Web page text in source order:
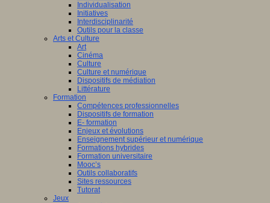
Individualisation
Initiatives
Interdisciplinarité
Outils pour la classe
Arts et Culture
Art
Cinéma
Culture
Culture et numérique
Dispositifs de médiation
Littérature
Formation
Compétences professionnelles
Dispositifs de formation
E- formation
Enjeux et évolutions
Enseignement supérieur et numérique
Formations hybrides
Formation universitaire
Mooc’s
Outils collaboratifs
Sites ressources
Tutorat
Jeux